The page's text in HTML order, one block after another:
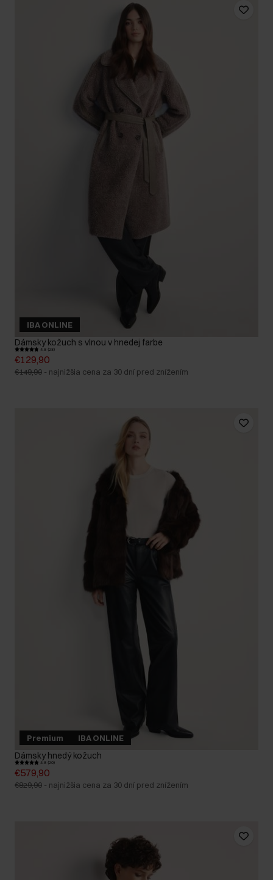
IBA ONLINE
Dámsky kožuch s vlnou v hnedej farbe
4.8 (28)
€129,90
€149,90 - najnižšia cena za 30 dní pred znížením
Premium IBA ONLINE
Dámsky hnedý kožuch
4.8 (20)
€579,90
€829,90 - najnižšia cena za 30 dní pred znížením